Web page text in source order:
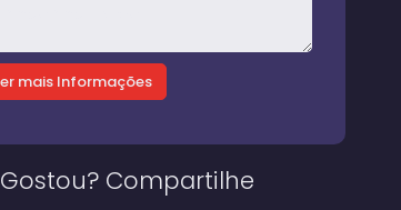
Gostou? Compartilhe